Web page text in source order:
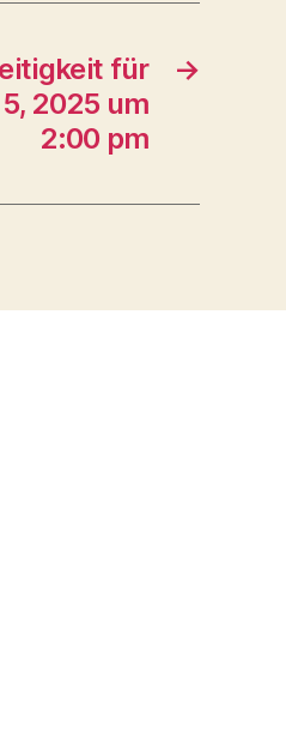
→
für
2025 um
2:00 pm